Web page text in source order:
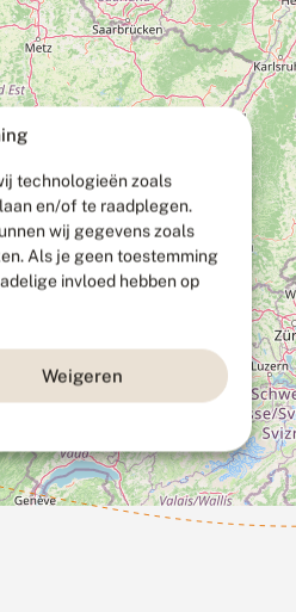
technologieën zoals
en/of te raadplegen.
wij gegevens zoals
Als je geen toestemming
invloed hebben op
Weigeren